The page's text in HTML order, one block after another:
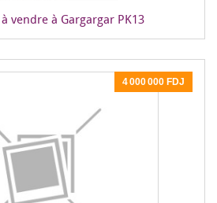
vendre à Gargargar PK13
4 000 000 FDJ